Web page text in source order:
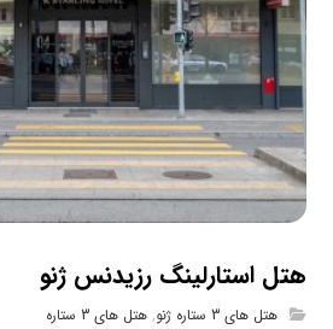
هتل استارلینگ رزیدنس ژنو
هتل های 3 ستاره ژنو ,هتل های 3 ستاره